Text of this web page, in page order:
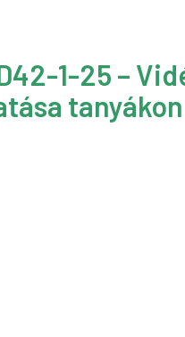
1-25 –